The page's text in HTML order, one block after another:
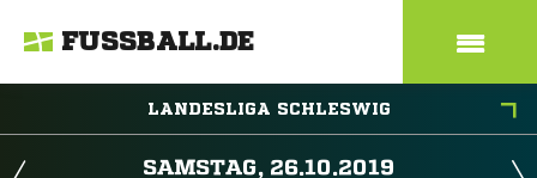
FUSSBALL.DE
LANDESLIGA SCHLESWIG
 